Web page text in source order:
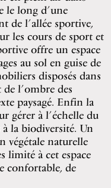
le long d’une
de l’allée sportive,
les cours de sport et
offre un espace
au sol en guise de
disposés dans
l’ombre des
paysagé. Enfin la
gérer à l’échelle du
la biodiversité. Un
végétale naturelle
limité à cet espace
confortable, de